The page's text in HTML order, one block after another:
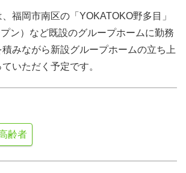
福岡市南区の「YOKATOKO野多目」
プン）など既設のグループホームに勤務
みながら新設グループホームの立ち上
いただく予定です。
齢者